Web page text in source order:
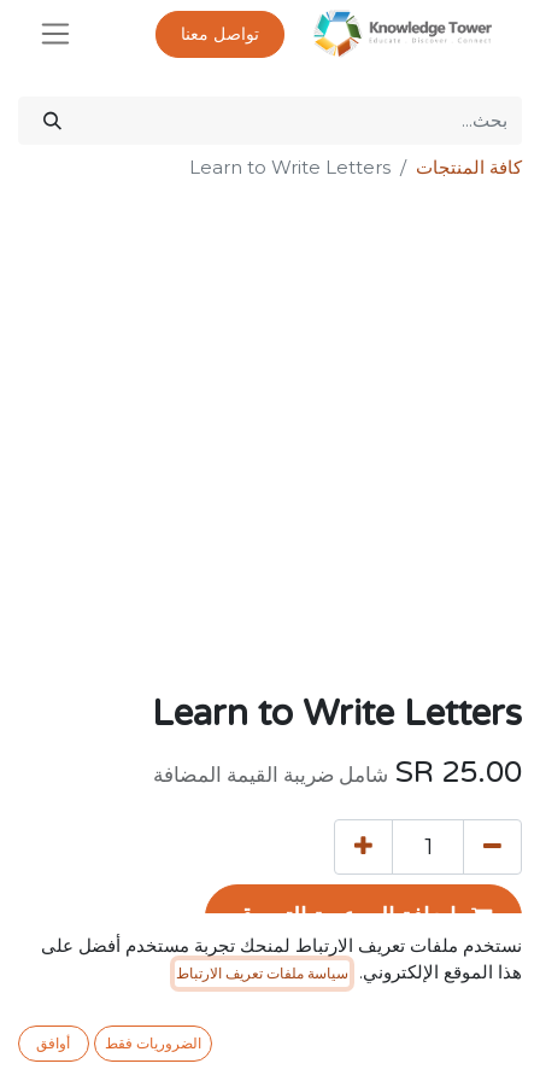
تواصل معنا
كافة المنتجات Learn to Write Letters
Learn to Write Letters
25.00 شامل ضريبة القيمة المضافة
إضافة إلى عربة التسوق
إضافة إلى قائمة الأمنيات
نستخدم ملفات تعريف الارتباط لمنحك تجربة مستخدم أفضل على
هذا الموقع الإلكتروني.
سياسة ملفات تعريف الارتباط
الضروريات فقط أوافق